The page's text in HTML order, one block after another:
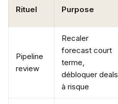
Rituel Purpose
Pipeline
review
Recaler
forecast court
terme,
débloquer deals
à risque